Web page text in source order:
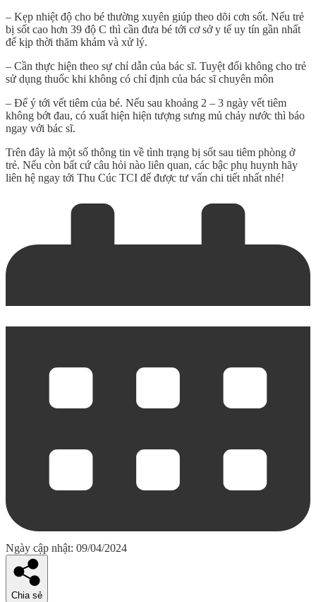
– Kẹp nhiệt độ cho bé thường xuyên giúp theo dõi cơn sốt. Nếu trẻ
bị sốt cao hơn 39 độ C thì cần đưa bé tới cơ sở y tế uy tín gần nhất
để kịp thời thăm khám và xử lý.
– Cần thực hiện theo sự chỉ dẫn của bác sĩ. Tuyệt đối không cho trẻ
sử dụng thuốc khi không có chỉ định của bác sĩ chuyên môn
– Để ý tới vết tiêm của bé. Nếu sau khoảng 2 – 3 ngày vết tiêm
không bớt đau, có xuất hiện hiện tượng sưng mủ chảy nước thì báo
ngay với bác sĩ.
Trên đây là một số thông tin về tình trạng bị sốt sau tiêm phòng ở
trẻ. Nếu còn bất cứ câu hỏi nào liên quan, các bậc phụ huynh hãy
liên hệ ngay tới Thu Cúc TCI để được tư vấn chi tiết nhất nhé!
Ngày cập nhật: 09/04/2024
Chia sẻ